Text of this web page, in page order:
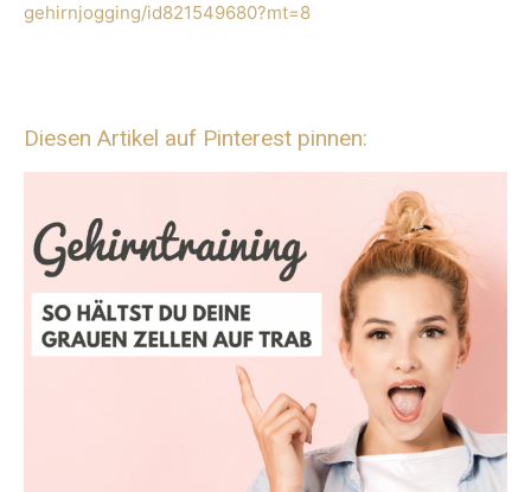
gehirnjogging/id821549680?mt=8
Diesen Artikel auf Pinterest pinnen: